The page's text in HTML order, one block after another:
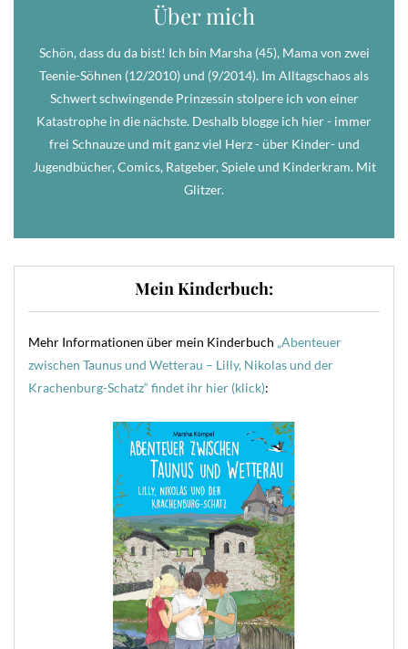
Über mich
Schön, dass du da bist! Ich bin Marsha (45), Mama von zwei
Teenie-Söhnen (12/2010) und (9/2014). Im Alltagschaos als
Schwert schwingende Prinzessin stolpere ich von einer
Katastrophe in die nächste. Deshalb blogge ich hier - immer
frei Schnauze und mit ganz viel Herz - über Kinder- und
Jugendbücher, Comics, Ratgeber, Spiele und Kinderkram. Mit
Glitzer.
Mein Kinderbuch:
Mehr Informationen über mein Kinderbuch „Abenteuer
zwischen Taunus und Wetterau – Lilly, Nikolas und der
Krachenburg-Schatz“ findet ihr hier (klick):